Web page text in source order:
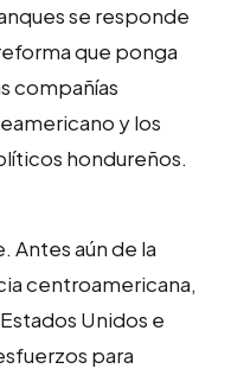
se responde
que ponga
compañías
y los
hondureños.
Antes aún de la
centroamericana,
Unidos e
para